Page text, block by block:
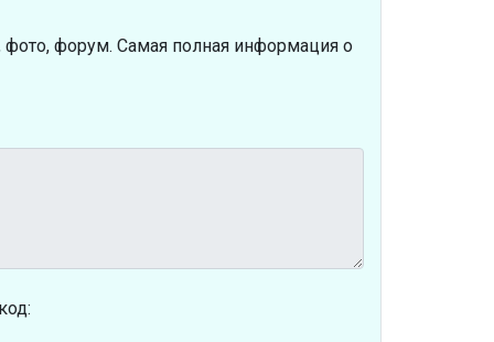
форум. Самая полная информация о